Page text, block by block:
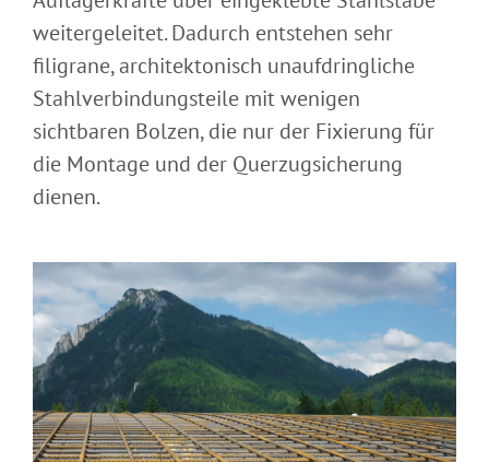
weitergeleitet. Dadurch entstehen sehr
filigrane, architektonisch unaufdringliche
Stahlverbindungsteile mit wenigen
sichtbaren Bolzen, die nur der Fixierung für
die Montage und der Querzugsicherung
dienen.